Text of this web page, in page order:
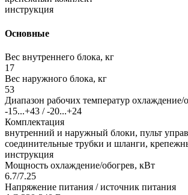
инструкция
Основные
Вес внутреннего блока, кг
17
Вес наружного блока, кг
53
Диапазон рабочих температур охлаждение/
-15...+43 / -20...+24
Комплектация
внутренний и наружный блоки, пульт
соединительные трубки и шланги,
инструкция
Мощность охлаждение/обогрев, кВт
6.7/7.25
Напряжение питания / источник питания